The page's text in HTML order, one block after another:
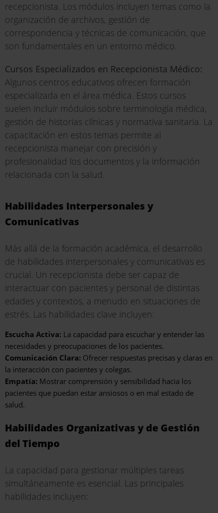
recepcionista. Los módulos incluyen temas como la
organización de archivos, gestión de
correspondencia y técnicas de comunicación, que
son fundamentales en un entorno médico.
Cursos Especializados en Recepcionista Médico:
Algunos centros educativos ofrecen formación
especializada en el área médica. Estos cursos
suelen incluir módulos sobre terminología médica,
gestión de historias clínicas y normativa sanitaria. La
capacitación en estos temas permite al
recepcionista manejar con precisión y
profesionalidad los documentos y la información
relacionada con la salud.
Habilidades Interpersonales y
Comunicativas
Más allá de la formación académica, el desarrollo
de habilidades interpersonales y comunicativas es
crucial. Un recepcionista debe ser capaz de
interactuar con pacientes y personal de distintas
edades y contextos, a menudo en situaciones de
estrés. Las habilidades clave incluyen:
Escucha Activa: La capacidad para escuchar y entender las
necesidades y preocupaciones de los pacientes.
Comunicación Clara: Ofrecer respuestas precisas y claras en
la interacción con pacientes y colegas.
Empatía: Mostrar comprensión y sensibilidad hacia los
pacientes que puedan estar ansiosos o en mal estado de
salud.
Habilidades Organizativas y de Gestión
del Tiempo
La capacidad para gestionar múltiples tareas
simultáneamente es esencial. Las principales
habilidades incluyen: